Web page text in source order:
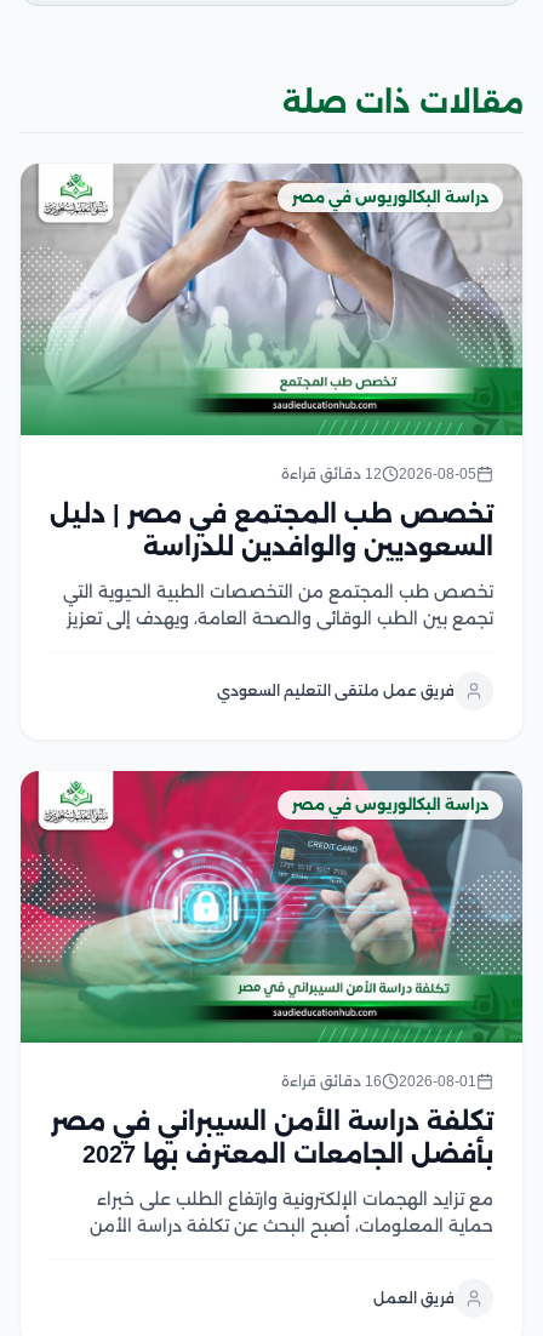
مقالات ذات صلة
دراسة البكالوريوس في مصر
2026-08-05 12 دقائق قراءة
تخصص طب المجتمع في مصر | دليل
السعوديين والوافدين للدراسة
تخصص طب المجتمع من التخصصات الطبية الحيوية التي
تجمع بين الطب الوقائي والصحة العامة، ويهدف إلى تعزيز
ويشهد هذا التخصص إقبالًا كبير من الطلاب...
فريق عمل ملتقى التعليم السعودي
دراسة البكالوريوس في مصر
2026-08-01 16 دقائق قراءة
تكلفة دراسة الأمن السيبراني في مصر
بأفضل الجامعات المعترف بها 2027
مع تزايد الهجمات الإلكترونية وارتفاع الطلب على خبراء
حماية المعلومات، أصبح البحث عن تكلفة دراسة الأمن
يجعل اتخاذ القرار أكثر صعوبة لحسن...
فريق العمل